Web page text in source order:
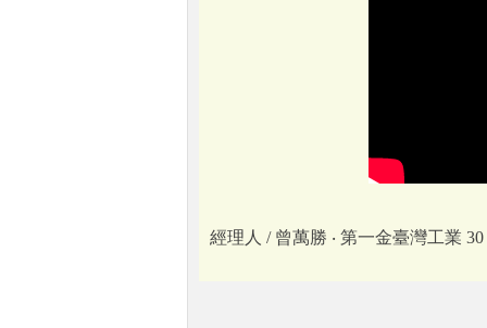
經理人 / 曾萬勝 ‧ 第一金臺灣工業